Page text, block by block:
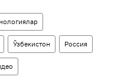
Ўзбекистон Россия